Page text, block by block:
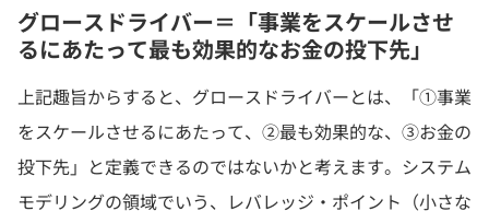
グロースドライバー＝「事業をスケールさせ
るにあたって最も効果的なお金の投下先」
上記趣旨からすると、グロースドライバーとは、「①事業
をスケールさせるにあたって、②最も効果的な、③お金の
投下先」と定義できるのではないかと考えます。システム
モデリングの領域でいう、レバレッジ・ポイント（小さな